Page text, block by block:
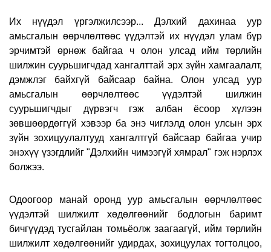
Их нүүдэл үргэлжилсээр... Дэлхий дахинаа уур
амьсгалын өөрчлөлтөөс үүдэлтэй их нүүдэл улам бүр
эрчимтэй өрнөж байгаа ч олон улсад ийм төрлийн
шилжин суурьшигчдад хангалттай эрх зүйн хамгаалалт,
дэмжлэг байхгүй байсаар байна. Олон улсад уур
амьсгалын өөрчлөлтөөс үүдэлтэй шилжин
суурьшигчдыг дүрвэгч гэж албан ёсоор хүлээн
зөвшөөрдөггүй хэвээр ба энэ чиглэлд олон улсын эрх
зүйн зохицуулалтууд хангалтгүй байсаар байгаа учир
энэхүү үзэгдлийг "Дэлхийн чимээгүй хямрал" гэж нэрлэх
болжээ.
Одоогоор манай оронд уур амьсгалын өөрчлөлтөөс
үүдэлтэй шилжилт хөдөлгөөнийг бодлогын баримт
бичгүүдэд тусгайлан томьёолж заагаагүй, ийм төрлийн
шилжилт хөдөлгөөнийг удирдах, зохицуулах тогтолцоо,